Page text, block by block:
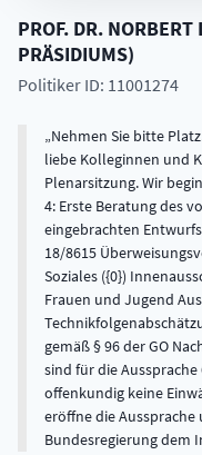
PROF. DR. NORBERT
PRÄSIDIUMS)
Politiker ID: 11001274
Nehmen Sie bitte
liebe Kolleginnen und
Plenarsitzung. Wir
4: Erste Beratung des
eingebrachten
18/8615
Soziales ({0})
Frauen und Jugend
gemäß § 96 der GO
sind für die
offenkundig keine
eröffne die
Bundesregierung dem